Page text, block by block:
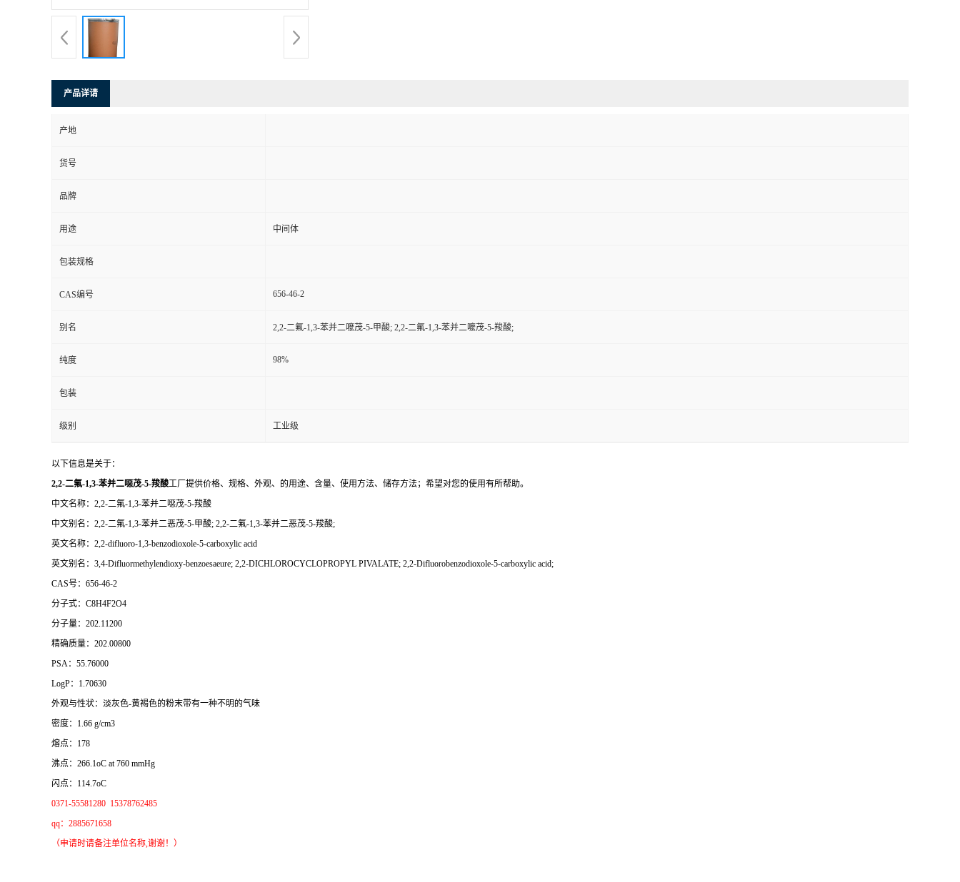
产品详请
产地
货号
品牌
用途 中间体
包装规格
CAS编号 656-46-2
别名 2,2-二氟-1,3-苯并二嚒茂-5-甲酸; 2,2-二氟-1,3-苯并二嚒茂-5-羧酸;
纯度 98%
包装
级别 工业级
以下信息是关于：
2,2-二氟-1,3-苯并二噁茂-5-羧酸工厂提供价格、规格、外观、的用途、含量、使用方法、储存方法；希望对您的使用有所帮助。
中文名称：2,2-二氟-1,3-苯并二噁茂-5-羧酸
中文别名：2,2-二氟-1,3-苯并二恶茂-5-甲酸; 2,2-二氟-1,3-苯并二恶茂-5-羧酸;
英文名称：2,2-difluoro-1,3-benzodioxole-5-carboxylic acid
英文别名：3,4-Difluormethylendioxy-benzoesaeure; 2,2-DICHLOROCYCLOPROPYL PIVALATE; 2,2-Difluorobenzodioxole-5-carboxylic acid;
CAS号：656-46-2
分子式：C8H4F2O4
分子量：202.11200
精确质量：202.00800
PSA：55.76000
LogP：1.70630
外观与性状：淡灰色-黄褐色的粉末带有一种不明的气味
密度：1.66 g/cm3
熔点：178
沸点：266.1oC at 760 mmHg
闪点：114.7oC
0371-55581280 15378762485
qq：2885671658
（申请时请备注单位名称,谢谢！）